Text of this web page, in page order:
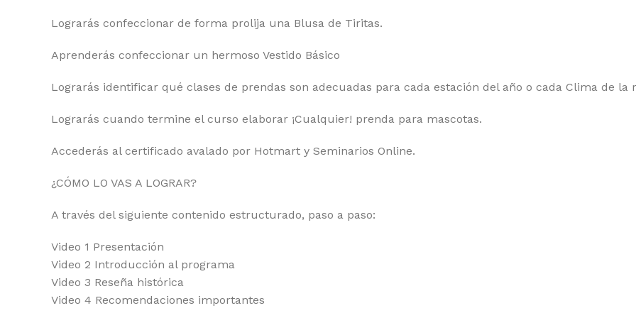
Lograrás confeccionar de forma prolija una Blusa de Tiritas.
Aprenderás confeccionar un hermoso Vestido Básico
Lograrás identificar qué clases de prendas son adecuadas para cada estación del año o cada Clima de la
Lograrás cuando termine el curso elaborar ¡Cualquier! prenda para mascotas.
Accederás al certificado avalado por Hotmart y Seminarios Online.
¿CÓMO LO VAS A LOGRAR?
A través del siguiente contenido estructurado, paso a paso:
Video 1 Presentación
Video 2 Introducción al programa
Video 3 Reseña histórica
Video 4 Recomendaciones importantes